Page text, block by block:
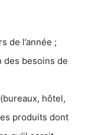
de l’année ;
des besoins de
hôtel,
produits dont